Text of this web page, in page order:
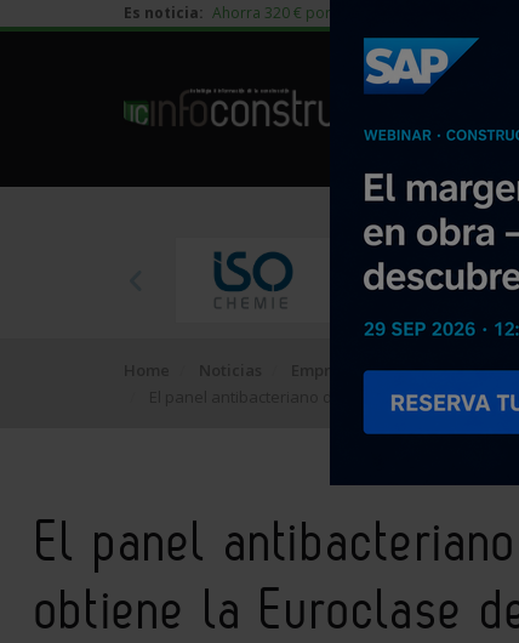
Es noticia: Ahorra 320 € por vivienda en edificación
El panel antibacteriano de La Viuda de 333 m
El panel
obtiene la Euroclase